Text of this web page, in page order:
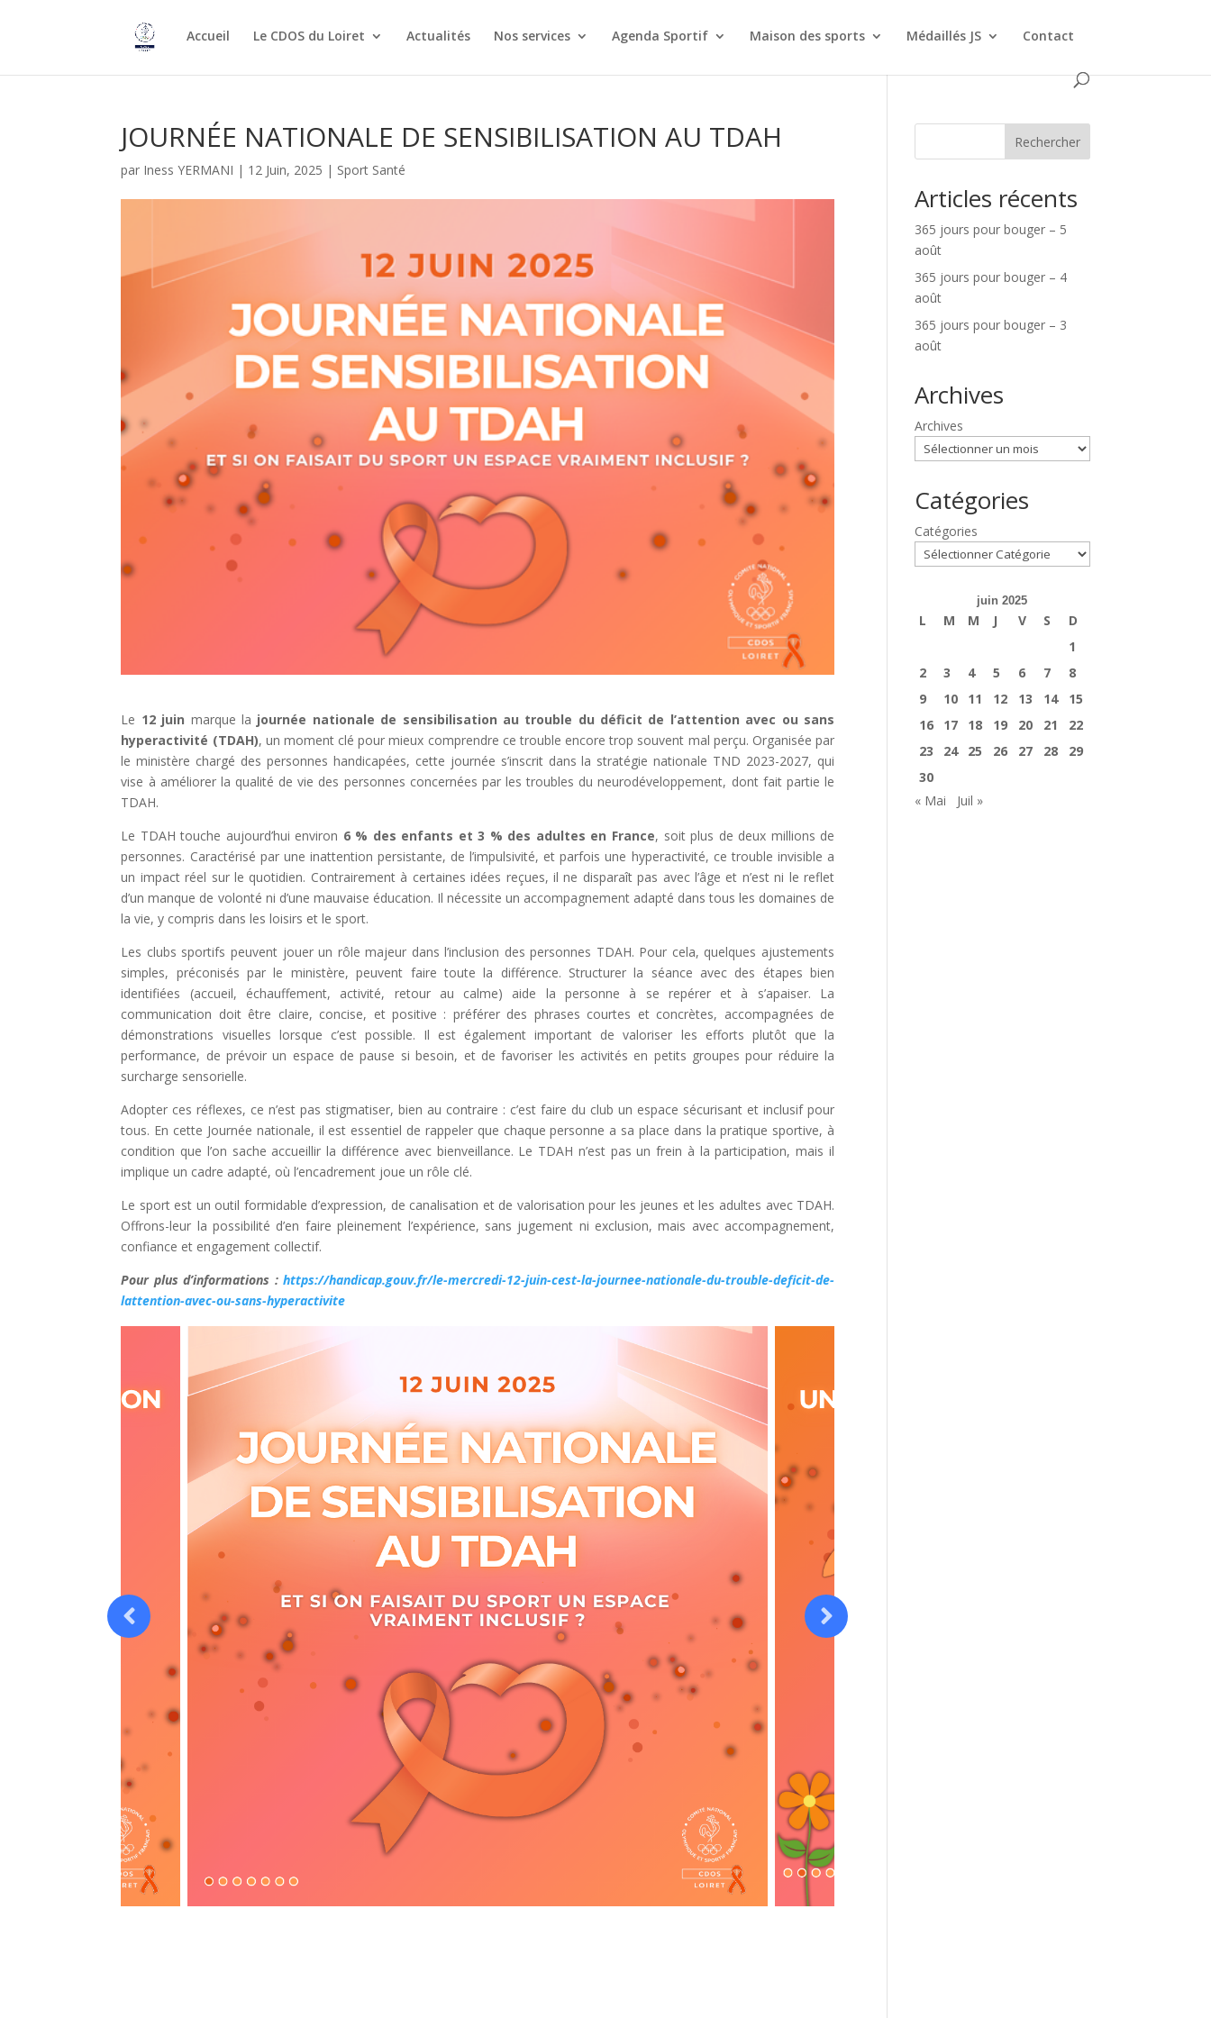
Accueil Le CDOS du Loiret Actualités Nos services Agenda Sportif Maison des sports Médaillés JS Contact
JOURNÉE NATIONALE DE SENSIBILISATION AU TDAH
par Iness YERMANI | 12 Juin, 2025 | Sport Santé
Le 12 juin marque la journée nationale de sensibilisation au trouble du déficit de l’attention avec ou sans
hyperactivité (TDAH), un moment clé pour mieux comprendre ce trouble encore trop souvent mal perçu. Organisée par
le ministère chargé des personnes handicapées, cette journée s’inscrit dans la stratégie nationale TND 2023-2027, qui
vise à améliorer la qualité de vie des personnes concernées par les troubles du neurodéveloppement, dont fait partie le
TDAH.
Le TDAH touche aujourd’hui environ 6 % des enfants et 3 % des adultes en France, soit plus de deux millions de
personnes. Caractérisé par une inattention persistante, de l’impulsivité, et parfois une hyperactivité, ce trouble invisible a
un impact réel sur le quotidien. Contrairement à certaines idées reçues, il ne disparaît pas avec l’âge et n’est ni le reflet
d’un manque de volonté ni d’une mauvaise éducation. Il nécessite un accompagnement adapté dans tous les domaines de
la vie, y compris dans les loisirs et le sport.
Les clubs sportifs peuvent jouer un rôle majeur dans l’inclusion des personnes TDAH. Pour cela, quelques ajustements
simples, préconisés par le ministère, peuvent faire toute la différence. Structurer la séance avec des étapes bien
identifiées (accueil, échauffement, activité, retour au calme) aide la personne à se repérer et à s’apaiser. La
communication doit être claire, concise, et positive : préférer des phrases courtes et concrètes, accompagnées de
démonstrations visuelles lorsque c’est possible. Il est également important de valoriser les efforts plutôt que la
performance, de prévoir un espace de pause si besoin, et de favoriser les activités en petits groupes pour réduire la
surcharge sensorielle.
Adopter ces réflexes, ce n’est pas stigmatiser, bien au contraire : c’est faire du club un espace sécurisant et inclusif pour
tous. En cette Journée nationale, il est essentiel de rappeler que chaque personne a sa place dans la pratique sportive, à
condition que l’on sache accueillir la différence avec bienveillance. Le TDAH n’est pas un frein à la participation, mais il
implique un cadre adapté, où l’encadrement joue un rôle clé.
Le sport est un outil formidable d’expression, de canalisation et de valorisation pour les jeunes et les adultes avec TDAH.
Offrons-leur la possibilité d’en faire pleinement l’expérience, sans jugement ni exclusion, mais avec accompagnement,
confiance et engagement collectif.
Pour plus d’informations :https://handicap.gouv.fr/le-mercredi-12-juin-cest-la-journee-nationale-du-trouble-deficit-de-
lattention-avec-ou-sans-hyperactivite
Rechercher
Articles récents
365 jours pour bouger – 5
août
365 jours pour bouger – 4
août
365 jours pour bouger – 3
août
Archives
Archives
Catégories
Catégories
juin 2025
L M M J V S
D
1
2
3 4 5 6 7
8
9
10 11 12 13 14
15
16
17 18 19 20 21
22
23
24 25 26 27 28
29
30
« Mai
Juil »